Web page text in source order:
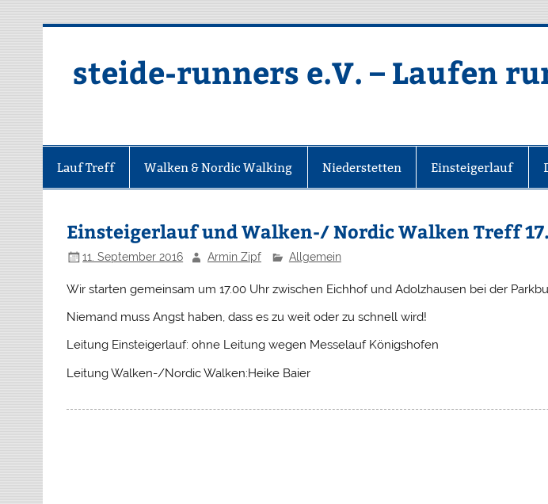
steide-runners e.V. – Laufen
Lauf Treff Walken & Nordic Walking Niederstetten Einsteigerlauf
Einsteigerlauf und Walken-/ Nordic Walken Treff
11. September 2016 Armin Zipf Allgemein
Wir starten gemeinsam um 17.00 Uhr zwischen Eichhof und Adolzhausen bei der
Niemand muss Angst haben, dass es zu weit oder zu schnell wird!
Leitung Einsteigerlauf: ohne Leitung wegen Messelauf Königshofen
Leitung Walken-/Nordic Walken:Heike Baier